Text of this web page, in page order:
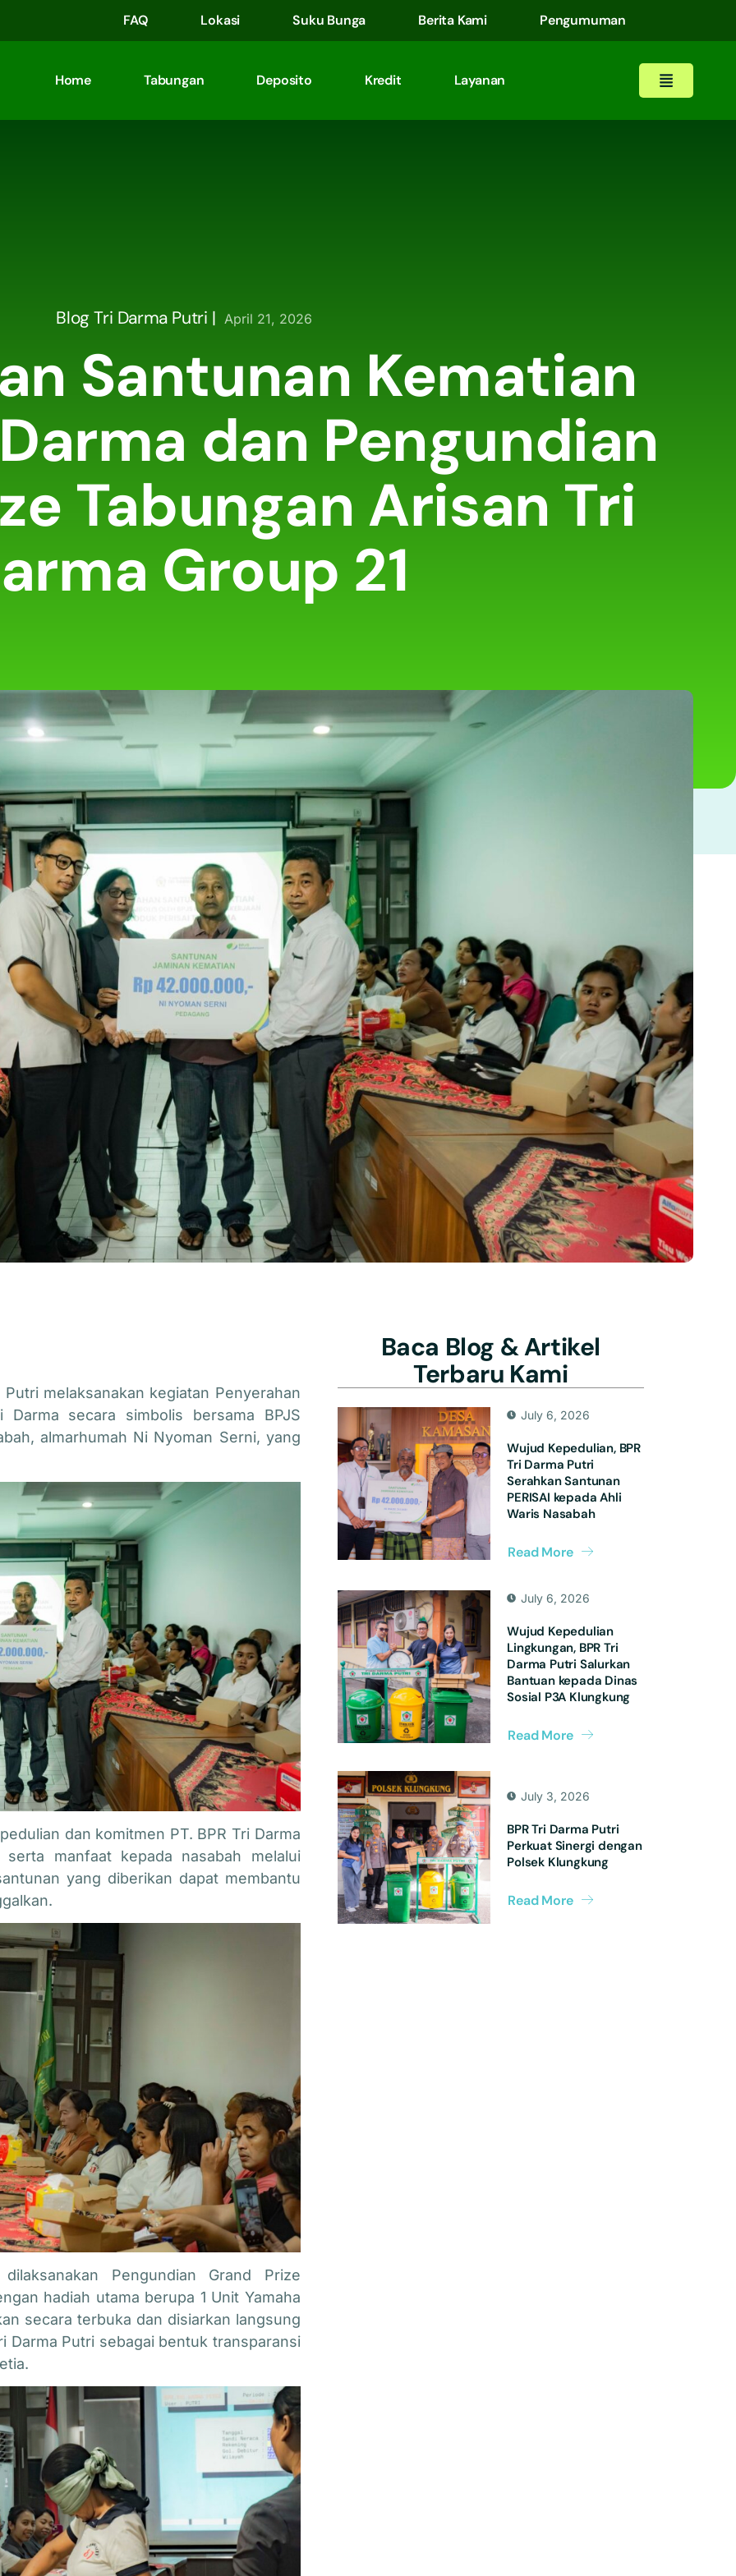
FAQ Lokasi Suku Bunga Berita Kami Pengumuman
Home Tabungan Deposito Kredit Layanan
Blog Tri Darma Putri | April 21, 2026
Santunan Kematian
dan Pengundian
Tabungan Arisan Tri
Group 21
Putri melaksanakan kegiatan Penyerahan
Darma secara simbolis bersama BPJS
almarhumah Ni Nyoman Serni, yang
dan komitmen PT. BPR Tri Darma
manfaat kepada nasabah melalui
yang diberikan dapat membantu
Pengundian Grand Prize
hadiah utama berupa 1 Unit Yamaha
secara terbuka dan disiarkan langsung
Darma Putri sebagai bentuk transparansi
Baca Blog & Artikel
Terbaru Kami
July 6, 2026
Wujud Kepedulian, BPR
Tri Darma Putri
Serahkan Santunan
PERISAI kepada Ahli
Waris Nasabah
Read More
July 6, 2026
Wujud Kepedulian
Lingkungan, BPR Tri
Darma Putri Salurkan
Bantuan kepada Dinas
Sosial P3A Klungkung
Read More
July 3, 2026
BPR Tri Darma Putri
Perkuat Sinergi dengan
Polsek Klungkung
Read More